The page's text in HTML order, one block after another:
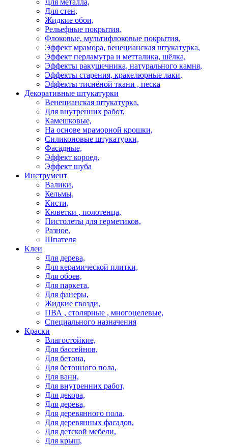
Для металла,
Для стен,
Жидкие обои,
Рельефные покрытия,
Флоковые, мультифлоковые покрытия,
Эффект мрамора, венецианская штукатурка,
Эффект перламутра и метталика, шёлка,
Эффекты ракушечника, натурального камня,
Эффекты старения, кракелюрные лаки,
Эффекты тиснёной ткани , песка
Декоративные штукатурки
Венецианская штукатурка,
Для внутренних работ,
Камешковые,
На основе мраморной крошки,
Силиконовые штукатурки,
Фасадные,
Эффект короед,
Эффект шуба
Инструмент
Валики,
Кельмы,
Кисти,
Кюветки , полотенца,
Пистолеты для герметиков,
Разное,
Шпателя
Клеи
Для дерева,
Для керамической плитки,
Для обоев,
Для паркета,
Для фанеры,
Жидкие гвозди,
ПВА , столярные , многоцелевые,
Специального назначения
Краски
Влагостойкие,
Для бассейнов,
Для бетона,
Для бетонного пола,
Для ванн,
Для внутренних работ,
Для декора,
Для дерева,
Для деревянного пола,
Для деревянных фасадов,
Для детской мебели,
Для крыш,